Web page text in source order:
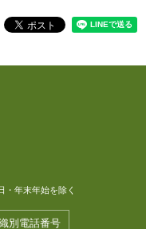
・年末年始を除く
別電話番号